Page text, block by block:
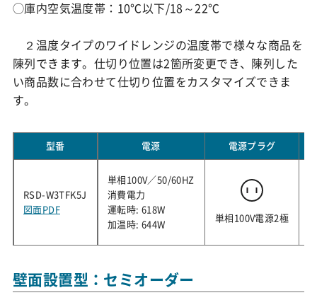
◯庫内空気温度帯：10℃以下/18～22℃
２温度タイプのワイドレンジの温度帯で様々な商品を
陳列できます。仕切り位置は2箇所変更でき、陳列した
い商品数に合わせて仕切り位置をカスタマイズできま
す。
型番 電源 電源プラグ
RSD-W3TFK5J
図面PDF
単相100V／50/60HZ
消費電力
運転時: 618W
加温時: 644W
単相100V電源2極
壁面設置型：セミオーダー